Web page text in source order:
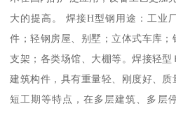
大的提高。 焊接H型钢用途：工业
件；轻钢房屋、别墅；立体式车库
支架；各类场馆、大棚等。焊接轻
建筑构件，具有重量轻、刚度好、
短工期等特点，在多层建筑、多层